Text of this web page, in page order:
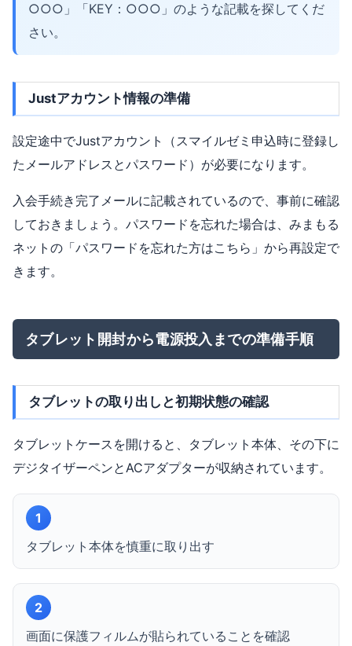
○○○」「KEY：○○○」のような記載を探してくだ
さい。
Justアカウント情報の準備
設定途中でJustアカウント（スマイルゼミ申込時に登録し
たメールアドレスとパスワード）が必要になります。
入会手続き完了メールに記載されているので、事前に確認
しておきましょう。パスワードを忘れた場合は、みまもる
ネットの「パスワードを忘れた方はこちら」から再設定で
きます。
タブレット開封から電源投入までの準備手順
タブレットの取り出しと初期状態の確認
タブレットケースを開けると、タブレット本体、その下に
デジタイザーペンとACアダプターが収納されています。
1
タブレット本体を慎重に取り出す
2
画面に保護フィルムが貼られていることを確認